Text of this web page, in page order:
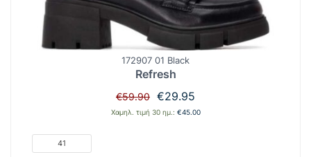
172907 01 Black
Refresh
€59.90 Original
price
€29.95
τρέχουσα
Χαμηλ. τιμή 30 ημ.: €45.00
41